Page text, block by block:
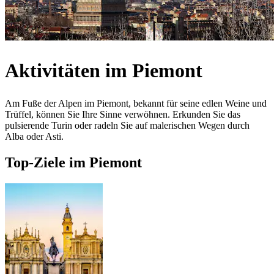
Aktivitäten im Piemont
Am Fuße der Alpen im Piemont, bekannt für seine edlen Weine und
Trüffel, können Sie Ihre Sinne verwöhnen. Erkunden Sie das
pulsierende Turin oder radeln Sie auf malerischen Wegen durch
Alba oder Asti.
Top-Ziele im Piemont